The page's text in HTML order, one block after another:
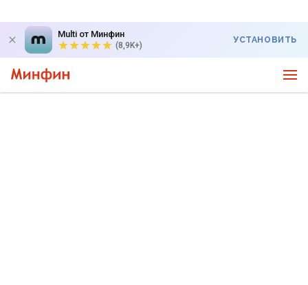
Multi от Минфин
(8,9K+)
УСТАНОВИТЬ